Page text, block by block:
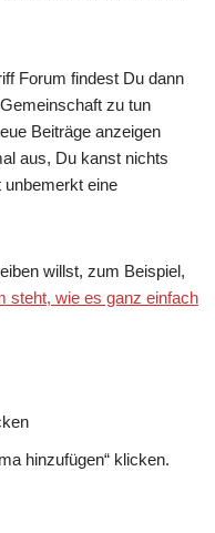
Forum findest Du dann
zu tun
Beiträge anzeigen
aus, Du kanst nichts
unbemerkt eine
willst, zum Beispiel,
steht, wie es ganz einfach
hinzufügen“ klicken.